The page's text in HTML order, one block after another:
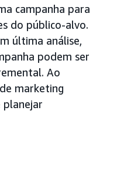
campanha para
do público-alvo.
última análise,
podem ser
Ao
marketing
planejar